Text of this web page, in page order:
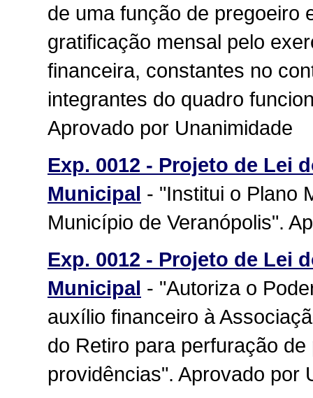
de uma função de pregoeiro
gratificação mensal pelo
financeira, constantes no
integrantes do quadro
Aprovado por Unanimidade
Exp. 0012 - Projeto de Lei
Municipal - "Institui o Plano
Município de Veranópolis".
Exp. 0012 - Projeto de Lei
Municipal - "Autoriza o
auxílio financeiro à
do Retiro para perfuração
providências". Aprovado por